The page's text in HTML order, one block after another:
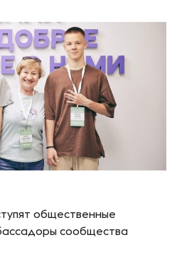
общественные
сообщества